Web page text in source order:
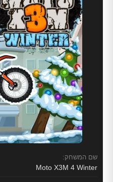
שם המשחק:
Moto X3M 4 Winter